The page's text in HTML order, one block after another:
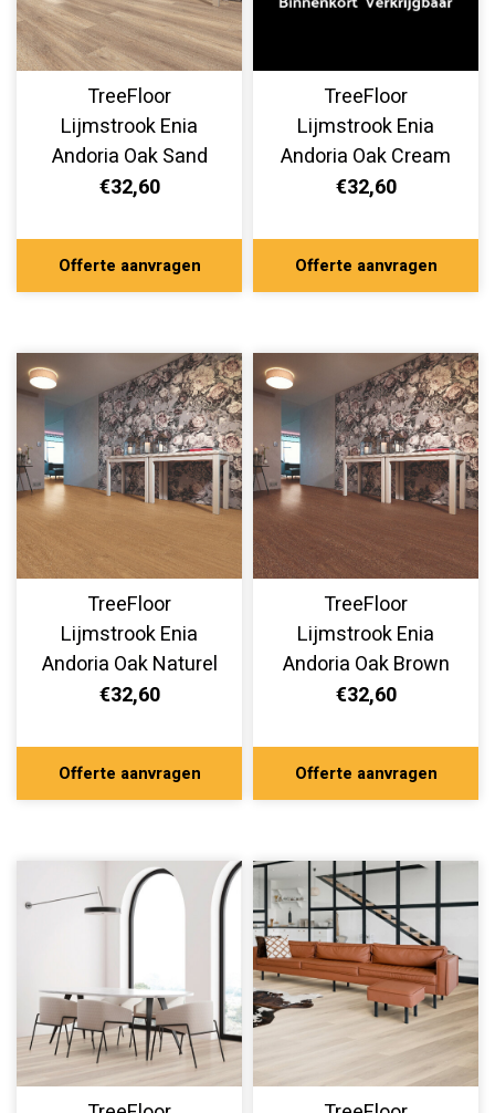
TreeFloor
Lijmstrook Enia
Andoria Oak Sand
AND32150-160
€32,60
Offerte aanvragen
TreeFloor
Lijmstrook Enia
Andoria Oak Cream
AND32150-150
€32,60
Offerte aanvragen
TreeFloor
Lijmstrook Enia
Andoria Oak Naturel
AND32150-120
€32,60
Offerte aanvragen
TreeFloor
Lijmstrook Enia
Andoria Oak Brown
AND32150-100
€32,60
Offerte aanvragen